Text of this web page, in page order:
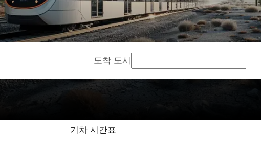
도착 도시
기차 시간표